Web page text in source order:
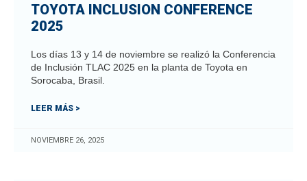
TOYOTA INCLUSION CONFERENCE
2025
Los días 13 y 14 de noviembre se realizó la Conferencia
de Inclusión TLAC 2025 en la planta de Toyota en
Sorocaba, Brasil.
LEER MÁS >
NOVIEMBRE 26, 2025